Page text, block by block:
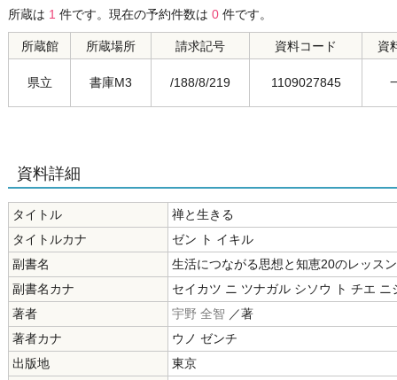
所蔵は 1 件です。現在の予約件数は 0 件です。
所蔵館 所蔵場所 請求記号 資料コード 資
県立 書庫M3 /188/8/219 1109027845
資料詳細
タイトル
禅と生きる
タイトルカナ
ゼン ト イキル
副書名
生活につながる思想と知恵20のレッスン
副書名カナ
セイカツ ニ ツナガル シソウ ト チエ ニ
著者
宇野 全智 ／著
著者カナ
ウノ ゼンチ
出版地
東京